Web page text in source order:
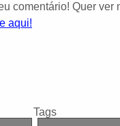
comentário! Quer ver
aqui!
Tags